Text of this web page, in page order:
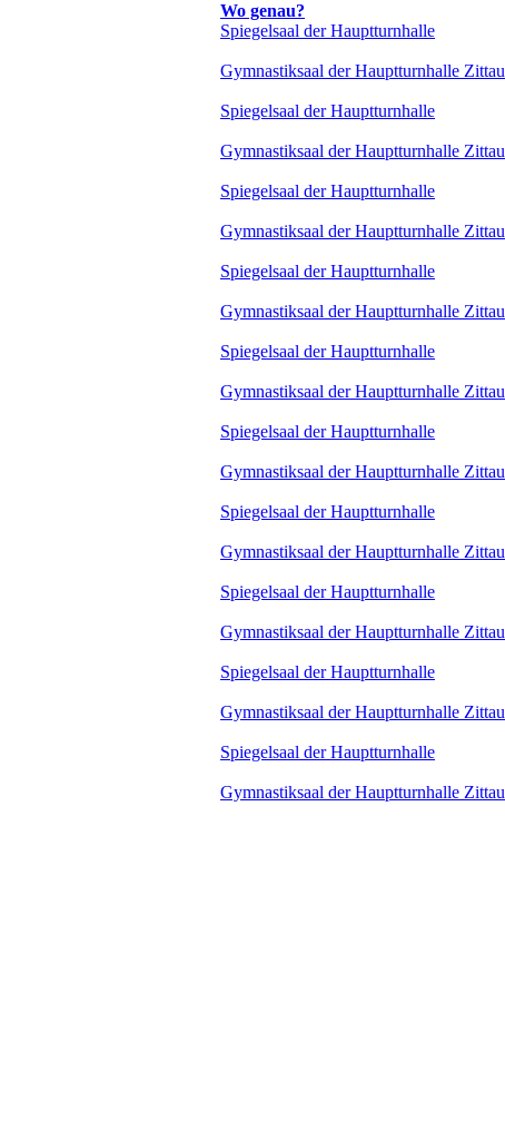
Wo genau?
Spiegelsaal der Hauptturnhalle
Gymnastiksaal der Hauptturnhalle Zittau
Spiegelsaal der Hauptturnhalle
Gymnastiksaal der Hauptturnhalle Zittau
Spiegelsaal der Hauptturnhalle
Gymnastiksaal der Hauptturnhalle Zittau
Spiegelsaal der Hauptturnhalle
Gymnastiksaal der Hauptturnhalle Zittau
Spiegelsaal der Hauptturnhalle
Gymnastiksaal der Hauptturnhalle Zittau
Spiegelsaal der Hauptturnhalle
Gymnastiksaal der Hauptturnhalle Zittau
Spiegelsaal der Hauptturnhalle
Gymnastiksaal der Hauptturnhalle Zittau
Spiegelsaal der Hauptturnhalle
Gymnastiksaal der Hauptturnhalle Zittau
Spiegelsaal der Hauptturnhalle
Gymnastiksaal der Hauptturnhalle Zittau
Spiegelsaal der Hauptturnhalle
Gymnastiksaal der Hauptturnhalle Zittau